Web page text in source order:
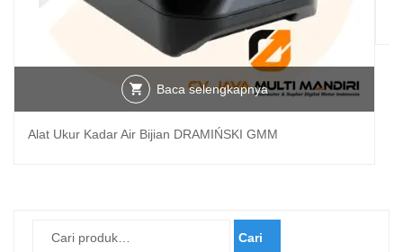
Baca selengkapnya
Alat Ukur Kadar Air Bijian DRAMIŃSKI GMM
Cari